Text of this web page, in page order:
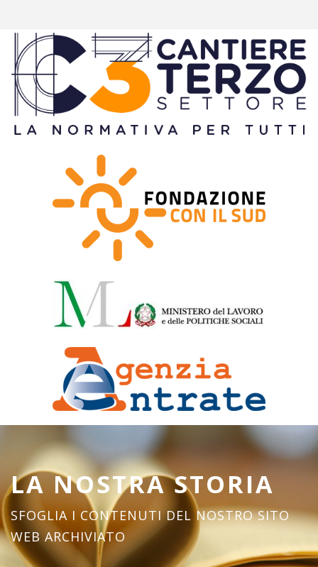
LA NOSTRA STORIA
SFOGLIA I CONTENUTI DEL NOSTRO SITO
WEB ARCHIVIATO